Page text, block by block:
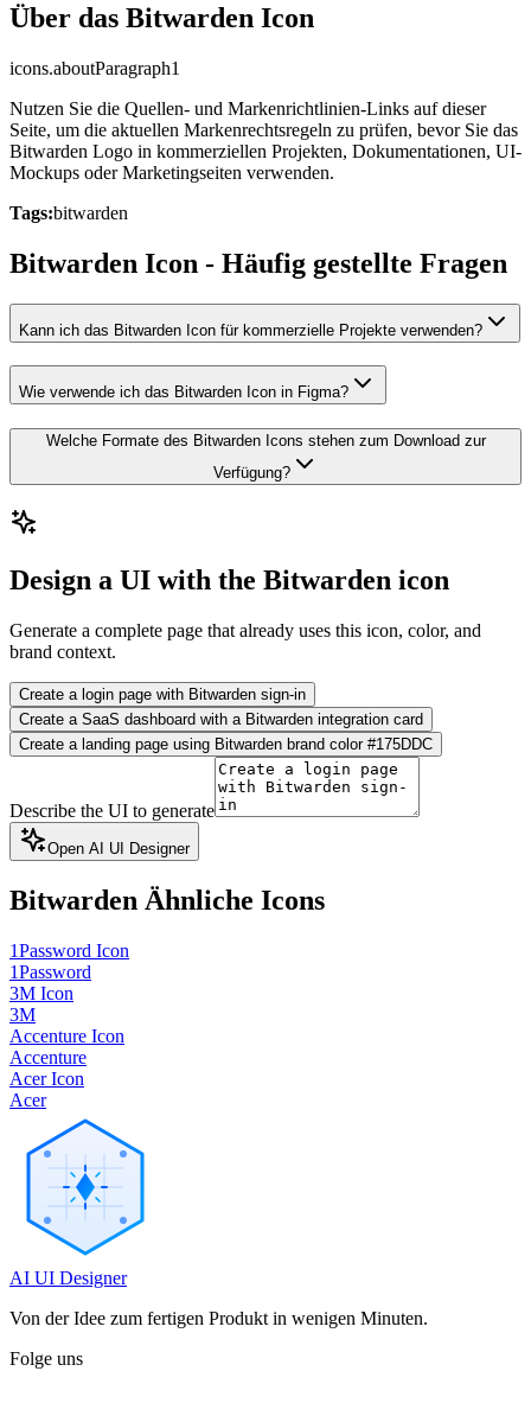
Über das Bitwarden Icon
icons.aboutParagraph1
Nutzen Sie die Quellen- und Markenrichtlinien-Links auf dieser
Seite, um die aktuellen Markenrechtsregeln zu prüfen, bevor Sie das
Bitwarden Logo in kommerziellen Projekten, Dokumentationen, UI-
Mockups oder Marketingseiten verwenden.
Tags:bitwarden
Bitwarden Icon - Häufig gestellte Fragen
Kann ich das Bitwarden Icon für kommerzielle Projekte verwenden?
Wie verwende ich das Bitwarden Icon in Figma?
Welche Formate des Bitwarden Icons stehen zum Download zur
Verfügung?
Design a UI with the Bitwarden icon
Generate a complete page that already uses this icon, color, and
brand context.
Create a login page with Bitwarden sign-in
Create a SaaS dashboard with a Bitwarden integration card
Create a landing page using Bitwarden brand color #175DDC
Describe the UI to generate
Open AI UI Designer
Bitwarden Ähnliche Icons
1Password Icon
1Password
3M Icon
3M
Accenture Icon
Accenture
Acer Icon
Acer
AI UI Designer
Von der Idee zum fertigen Produkt in wenigen Minuten.
Folge uns